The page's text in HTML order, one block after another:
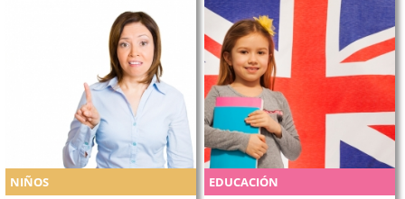
NIÑOS EDUCACIÓN